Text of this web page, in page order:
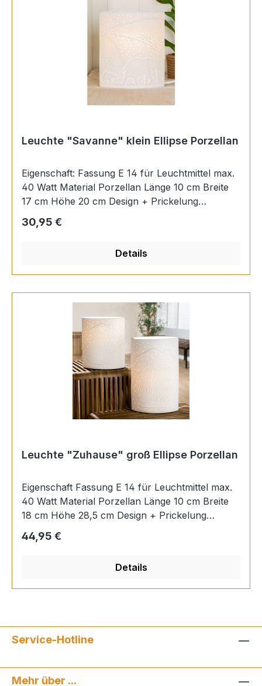
Leuchte "Savanne" klein Ellipse Porzellan
Eigenschaft: Fassung E 14 für Leuchtmittel max.
40 Watt Material Porzellan Länge 10 cm Breite
17 cm Höhe 20 cm Design + Prickelung
enthalten!
Regulärer Preis:
30,95 €
Details
Leuchte "Zuhause" groß Ellipse Porzellan
Eigenschaft Fassung E 14 für Leuchtmittel max.
40 Watt Material Porzellan Länge 10 cm Breite
18 cm Höhe 28,5 cm Design + Prickelung
wohlfühlt"Leuchtmittel nicht im Lieferumgang
Regulärer Preis:
44,95 €
Details
Service-Hotline
Mehr über ...